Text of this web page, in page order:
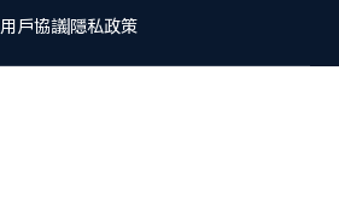
用戶協議隱私政策